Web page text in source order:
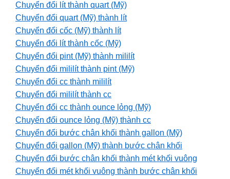
Chuyển đổi lít thành quart (Mỹ)
Chuyển đổi quart (Mỹ) thành lít
Chuyển đổi cốc (Mỹ) thành lít
Chuyển đổi lít thành cốc (Mỹ)
Chuyển đổi pint (Mỹ) thành mililít
Chuyển đổi mililít thành pint (Mỹ)
Chuyển đổi cc thành mililít
Chuyển đổi mililít thành cc
Chuyển đổi cc thành ounce lỏng (Mỹ)
Chuyển đổi ounce lỏng (Mỹ) thành cc
Chuyển đổi bước chân khối thành gallon (Mỹ)
Chuyển đổi gallon (Mỹ) thành bước chân khối
Chuyển đổi bước chân khối thành mét khối vuông
Chuyển đổi mét khối vuông thành bước chân khối